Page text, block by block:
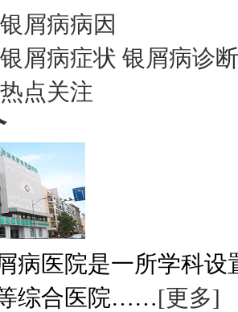
银屑病病因
银屑病症状 银屑病诊断
热点关注
病医院是一所学科
综合医院……[更多]